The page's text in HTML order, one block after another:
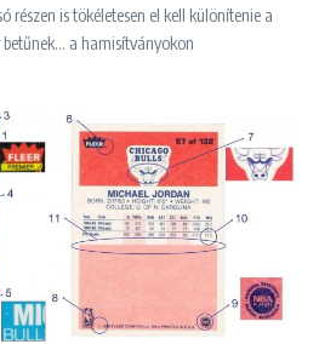
részen is tökéletesen el kell különítenie a
betűnek… a hamisítványokon